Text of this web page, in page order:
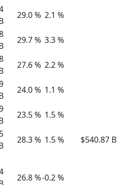
29.0 % 2.1 %
29.7 % 3.3 %
27.6 % 2.2 %
24.0 % 1.1 %
23.5 % 1.5 %
28.3 % 1.5 % $540.87 B
26.8 %-0.2 %